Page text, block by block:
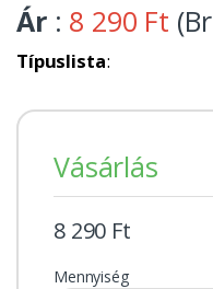
Ár : 8 290 Ft
Típuslista:
Vásárlás
8 290 Ft
Mennyiség